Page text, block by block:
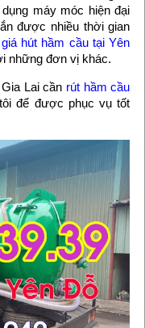
máy móc hiện đại
được nhiều thời gian
giá hút hầm cầu tại Yên
những đơn vị khác.
Lai cần rút hầm cầu
để được phục vụ tốt